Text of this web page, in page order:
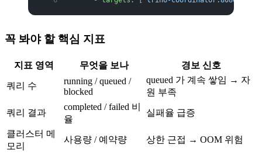
꼭 봐야 할 핵심 지표
지표 영역 무엇을 보나 경보 신호
쿼리 수
running / queued /
blocked
queued 가 계속 쌓임 → 자
원 부족
쿼리 결과
completed / failed 비
율
실패율 급증
클러스터 메
모리
사용량 / 예약량 상한 근접 → OOM 위험